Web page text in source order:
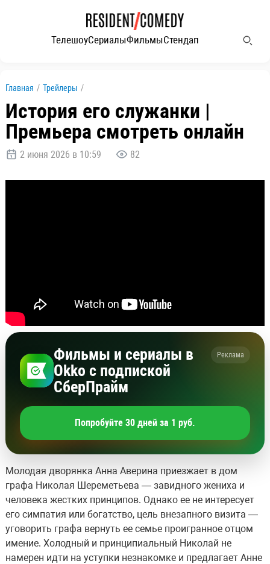
ТелешоуСериалыФильмыСтендап
Главная / Трейлеры /
История его служанки |
Премьера смотреть онлайн
2 июня 2026 в 10:59 82
Фильмы и сериалы в
Okko с подпиской
СберПрайм
Реклама
Попробуйте 30 дней за 1 руб.
Молодая дворянка Анна Аверина приезжает в дом
графа Николая Шереметьева — завидного жениха и
человека жестких принципов. Однако ее не интересует
его симпатия или богатство, цель внезапного визита —
уговорить графа вернуть ее семье проигранное отцом
имение. Холодный и принципиальный Николай не
намерен идти на уступки незнакомке и предлагает Анне